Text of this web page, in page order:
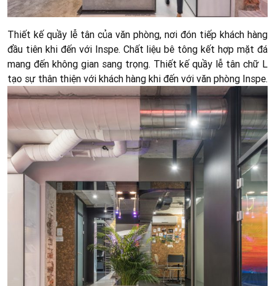
Thiết kế quầy lễ tân của văn phòng, nơi đón tiếp khách hàng
đầu tiên khi đến với Inspe. Chất liệu bê tông kết hợp mặt đá
mang đến không gian sang trọng. Thiết kế quầy lễ tân chữ L
tạo sự thân thiện với khách hàng khi đến với văn phòng Inspe.